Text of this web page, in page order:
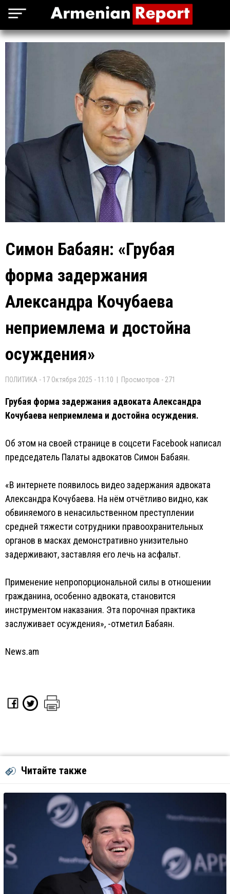
Симон Бабаян: «Грубая
форма задержания
Александра Кочубаева
неприемлема и достойна
осуждения»
ПОЛИТИКА - 17 Октября 2025 - 11:10 | Просмотров - 271
Грубая форма задержания адвоката Александра
Кочубаева неприемлема и достойна осуждения.
Об этом на своей странице в соцсети Facebook написал
председатель Палаты адвокатов Симон Бабаян.
«В интернете появилось видео задержания адвоката
Александра Кочубаева. На нём отчётливо видно, как
обвиняемого в ненасильственном преступлении
средней тяжести сотрудники правоохранительных
органов в масках демонстративно унизительно
задерживают, заставляя его лечь на асфальт.
Применение непропорциональной силы в отношении
гражданина, особенно адвоката, становится
инструментом наказания. Эта порочная практика
заслуживает осуждения», -отметил Бабаян.
News.am
Читайте также